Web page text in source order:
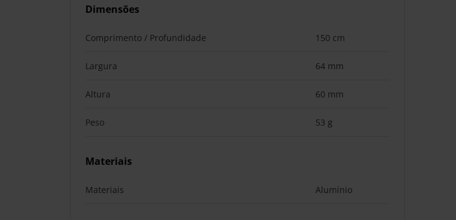
Dimensões
Comprimento / Profundidade 150 cm
Largura 64 mm
Altura 60 mm
Peso 53 g
Materiais
Materiais Alumínio